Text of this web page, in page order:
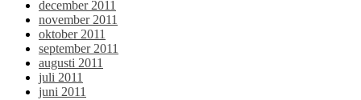
december 2011
november 2011
oktober 2011
september 2011
augusti 2011
juli 2011
juni 2011